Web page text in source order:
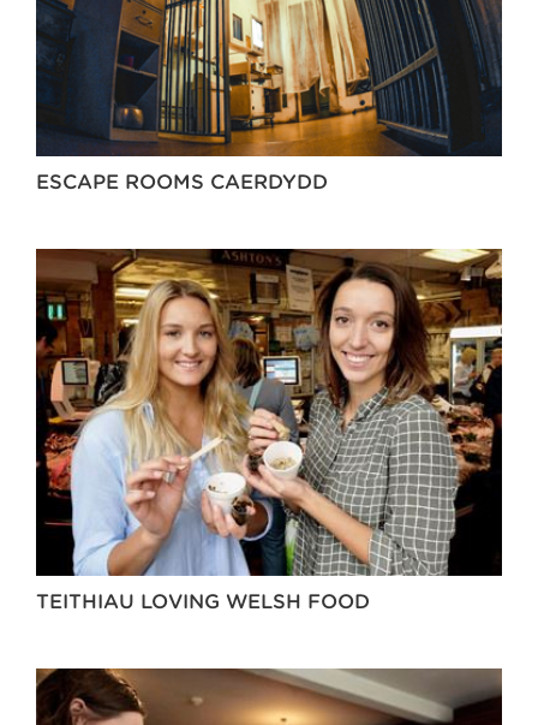
ESCAPE ROOMS CAERDYDD
TEITHIAU LOVING WELSH FOOD